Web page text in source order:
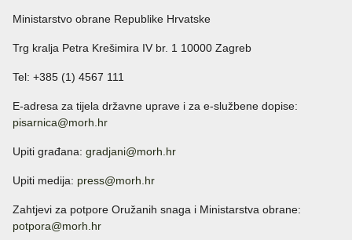
Ministarstvo obrane Republike Hrvatske
Trg kralja Petra Krešimira IV br. 1 10000 Zagreb
Tel: +385 (1) 4567 111
E-adresa za tijela državne uprave i za e-službene dopise:
pisarnica@morh.hr
Upiti građana: gradjani@morh.hr
Upiti medija: press@morh.hr
Zahtjevi za potpore Oružanih snaga i Ministarstva obrane:
potpora@morh.hr